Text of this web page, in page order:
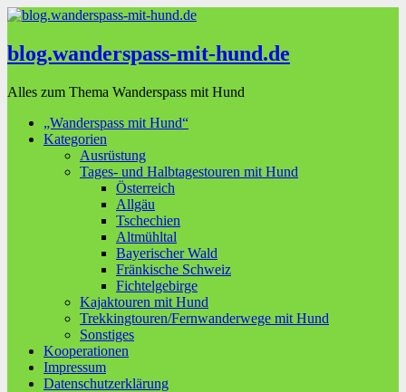
blog.wanderspass-mit-hund.de
Alles zum Thema Wanderspass mit Hund
„Wanderspass mit Hund“
Kategorien
Ausrüstung
Tages- und Halbtagestouren mit Hund
Österreich
Allgäu
Tschechien
Altmühltal
Bayerischer Wald
Fränkische Schweiz
Fichtelgebirge
Kajaktouren mit Hund
Trekkingtouren/Fernwanderwege mit Hund
Sonstiges
Kooperationen
Impressum
Datenschutzerklärung